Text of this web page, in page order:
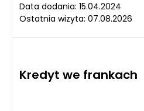
Data dodania: 15.04.2024
Ostatnia wizyta: 07.08.2026
Kredyt we frankach